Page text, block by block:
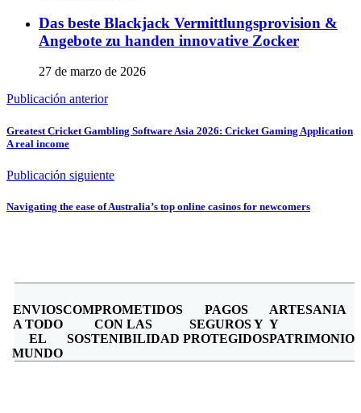
Das beste Blackjack Vermittlungsprovision &
Angebote zu handen innovative Zocker
27 de marzo de 2026
Publicación anterior
Greatest Cricket Gambling Software Asia 2026: Cricket Gaming Application
A real income
Publicación siguiente
Navigating the ease of Australia’s top online casinos for newcomers
ENVIOS
A TODO
EL
MUNDO
COMPROMETIDOS
CON LAS
SOSTENIBILIDAD
PAGOS
SEGUROS Y
PROTEGIDOS
ARTESANIA
Y
PATRIMONIO